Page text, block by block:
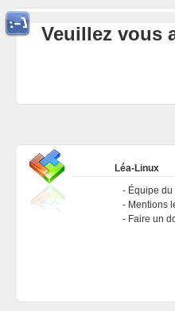
Veuillez vous
Léa-Linux
Équipe du
Mentions
Faire un